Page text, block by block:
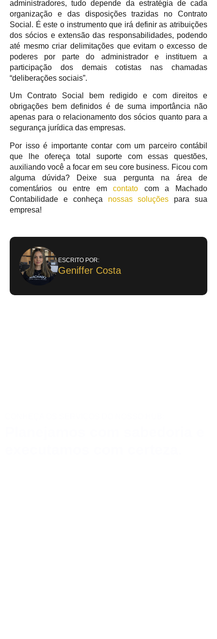
administradores, tudo depende da estratégia de cada
organização e das disposições trazidas no Contrato
Social. É este o instrumento que irá definir as atribuições
dos sócios e extensão das responsabilidades, podendo
até mesmo criar delimitações que evitam o excesso de
poderes por parte do administrador e instituem a
participação dos demais cotistas nas chamadas
“deliberações sociais”.
Um Contrato Social bem redigido e com direitos e
obrigações bem definidos é de suma importância não
apenas para o relacionamento dos sócios quanto para a
segurança jurídica das empresas.
Por isso é importante contar com um parceiro contábil
que lhe ofereça total suporte com essas questões,
auxiliando você a focar em seu core business. Ficou com
alguma dúvida? Deixe sua pergunta na área de
comentários ou entre emcontato com a Machado
Contabilidade e conheça nossas soluções para sua
empresa!
ESCRITO POR:
Geniffer Costa